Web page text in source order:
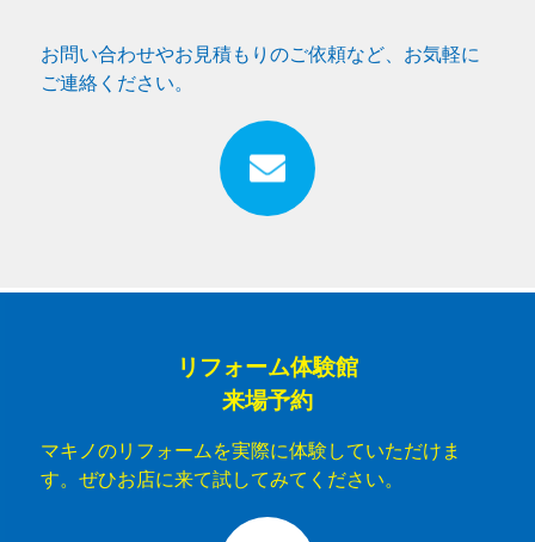
お問い合わせやお見積もりのご依頼など、お気軽に
ご連絡ください。
リフォーム体験館
来場予約
マキノのリフォームを実際に体験していただけま
す。ぜひお店に来て試してみてください。